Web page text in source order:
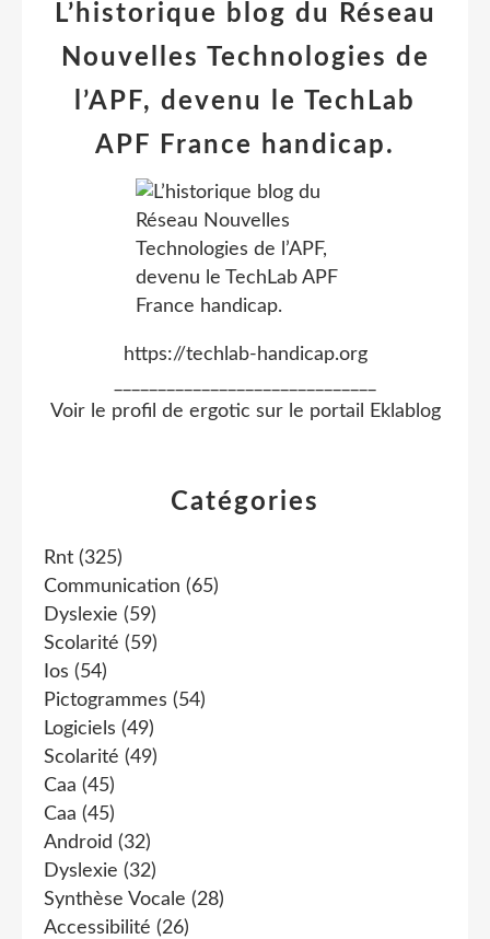
Catégories
Rnt (325)
Communication (65)
Dyslexie (59)
Scolarité (59)
Ios (54)
Pictogrammes (54)
Logiciels (49)
Scolarité (49)
Caa (45)
Caa (45)
Android (32)
Dyslexie (32)
Synthèse Vocale (28)
Accessibilité (26)
L’historique blog du Réseau
Nouvelles Technologies de
l’APF, devenu le TechLab
APF France handicap.
https://techlab-handicap.org
Voir le profil de ergotic sur le portail Eklablog